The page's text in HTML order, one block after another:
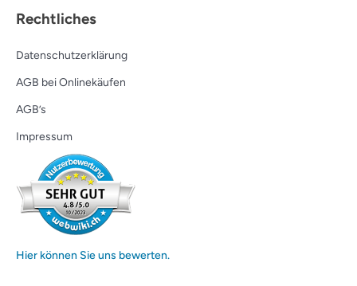
Rechtliches
Datenschutzerklärung
AGB bei Onlinekäufen
AGB’s
Impressum
Hier können Sie uns bewerten.